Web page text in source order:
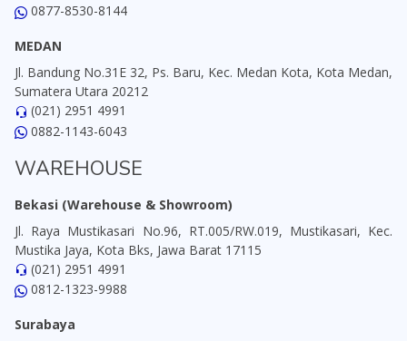
0877-8530-8144
MEDAN
Jl. Bandung No.31E 32, Ps. Baru, Kec. Medan Kota, Kota Medan,
Sumatera Utara 20212
(021) 2951 4991
0882-1143-6043
WAREHOUSE
Bekasi (Warehouse & Showroom)
Jl. Raya Mustikasari No.96, RT.005/RW.019, Mustikasari, Kec.
Mustika Jaya, Kota Bks, Jawa Barat 17115
(021) 2951 4991
0812-1323-9988
Surabaya